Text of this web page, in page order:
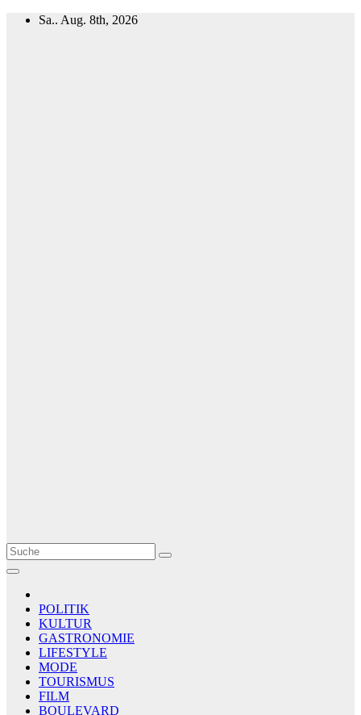
Zum
Sa.. Aug. 8th, 2026
Le Matin
AGENCE DE PRESSE
POLITIK
KULTUR
GASTRONOMIE
LIFESTYLE
MODE
TOURISMUS
FILM
BOULEVARD